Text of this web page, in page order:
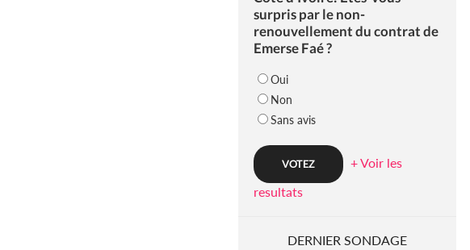
surpris par le non-
renouvellement du contrat de
Emerse Faé ?
Oui
Non
Sans avis
+ Voir les
resultats
DERNIER SONDAGE